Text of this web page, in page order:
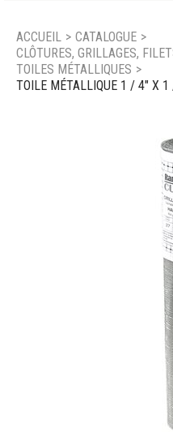
ACCUEIL > CATALOGUE >
CLÔTURES, GRILLAGES,
TOILES MÉTALLIQUES >
TOILE MÉTALLIQUE 1 / 4" X